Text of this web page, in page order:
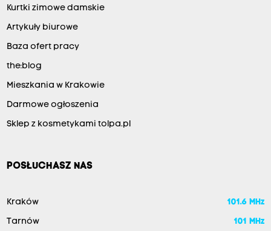
Kurtki zimowe damskie
Artykuły biurowe
Baza ofert pracy
the:blog
Mieszkania w Krakowie
Darmowe ogłoszenia
Sklep z kosmetykami tolpa.pl
POSŁUCHASZ NAS
Kraków 101.6 MHz
Tarnów 101 MHz